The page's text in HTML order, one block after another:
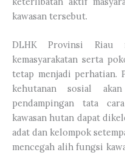
kawasan tersebut.
DLHK Provinsi Riau
kemasyarakatan serta
tetap menjadi perhatian.
kehutanan sosial
pendampingan tata
kawasan hutan dapat
adat dan kelompok
mencegah alih fungsi